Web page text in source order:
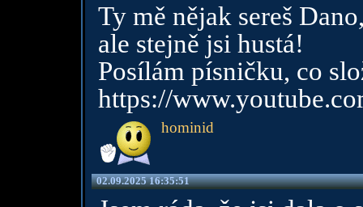
Ty mě nějak sereš
ale stejně jsi hustá!
Posílám písničku, co
https://
hominid
02.09.2025 16:35:51